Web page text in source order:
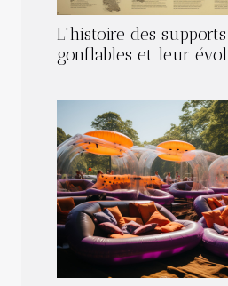
L'histoire des
gonflables et leur